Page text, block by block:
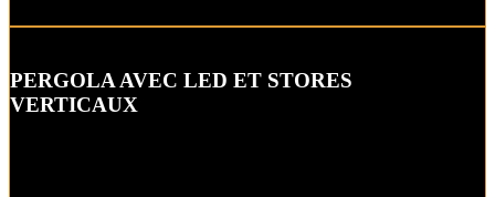
PERGOLA AVEC LED ET STORES
VERTICAUX